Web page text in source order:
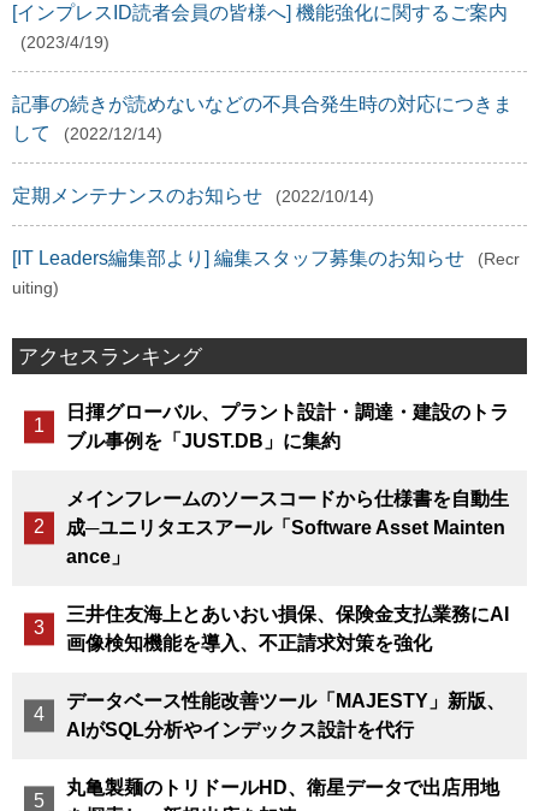
[インプレスID読者会員の皆様へ] 機能強化に関するご案内
(2023/4/19)
記事の続きが読めないなどの不具合発生時の対応につきま
して
(2022/12/14)
定期メンテナンスのお知らせ (2022/10/14)
[IT Leaders編集部より] 編集スタッフ募集のお知らせ
(Recr
uiting)
アクセスランキング
日揮グローバル、プラント設計・調達・建設のトラ
ブル事例を「JUST.DB」に集約
メインフレームのソースコードから仕様書を自動生
成─ユニリタエスアール「Software Asset Mainten
ance」
三井住友海上とあいおい損保、保険金支払業務にAI
画像検知機能を導入、不正請求対策を強化
データベース性能改善ツール「MAJESTY」新版、
AIがSQL分析やインデックス設計を代行
丸亀製麺のトリドールHD、衛星データで出店用地